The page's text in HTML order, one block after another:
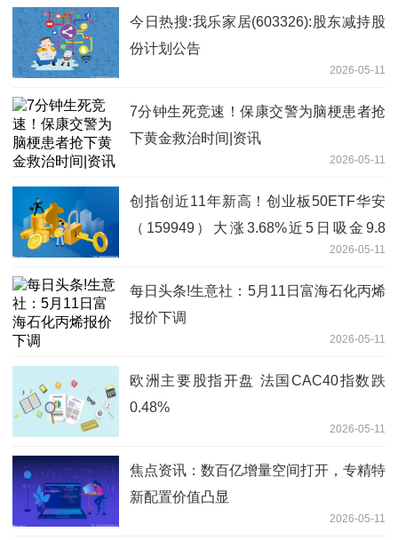
今日热搜:我乐家居(603326):股东减持股
份计划公告
2026-05-11
7分钟生死竞速！保康交警为脑梗患者抢
下黄金救治时间|资讯
2026-05-11
创指创近11年新高！创业板50ETF华安
（159949）大涨3.68%近5日吸金9.8
亿，机构：第二阶段上涨行情始于足下
2026-05-11
每日头条!生意社：5月11日富海石化丙烯
报价下调
2026-05-11
欧洲主要股指开盘 法国CAC40指数跌
0.48%
2026-05-11
焦点资讯：数百亿增量空间打开，专精特
新配置价值凸显
2026-05-11